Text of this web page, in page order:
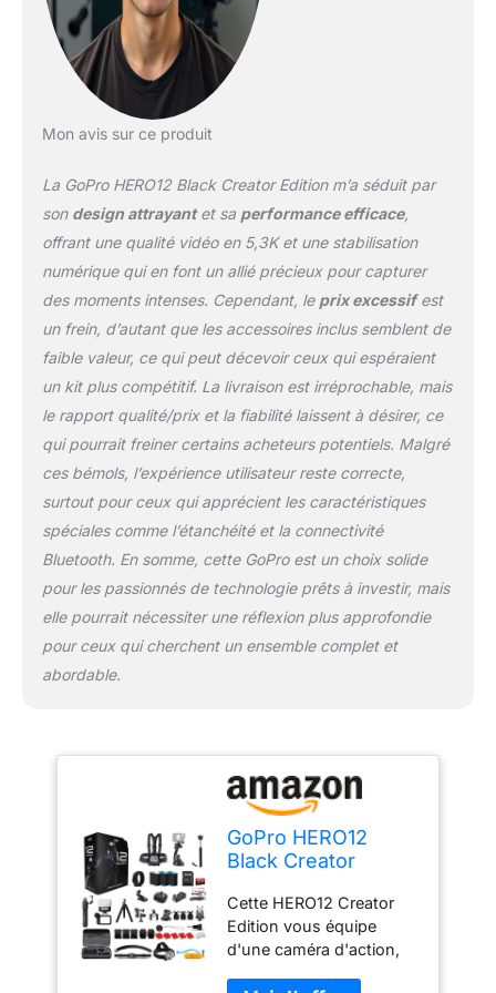
et d'horizon à chaque
prise de vue. Zoomez,
recadrez, ajustez les
détails de vos
d'image supérieure :
avec une vidéo 5,3K qui
vous donne plus de
résolution que la 4K et
une résolution
supérieure à 1080p,
HERO12 Black capture
l'action avec des détails
nets et une qualité
cinématographique. Un
cache d'objectif
hydrofuge aide même à
éliminer les reflets et
rendre vos photos et
vidéos encore plus
étonnantes. Photos et
de la HERO12 Black
augmente la résolution
photo jusqu'à 27 MP
tout en offrant des
vidéos de 5,3 K60 avec
incroyablement fluides
que vous pouvez utiliser
pour capturer de
Mon avis sur ce produit
La GoPro HERO12 Black Creator Edition m’a séduit par
son design attrayantet sa performance efficace,
offrant une qualité vidéo en 5,3K et une stabilisation
numérique qui en font un allié précieux pour capturer
des moments intenses. Cependant, le prix excessifest
un frein, d’autant que les accessoires inclus semblent de
faible valeur, ce qui peut décevoir ceux qui espéraient
un kit plus compétitif. La livraison est irréprochable, mais
le rapport qualité/prix et la fiabilité laissent à désirer, ce
qui pourrait freiner certains acheteurs potentiels. Malgré
ces bémols, l’expérience utilisateur reste correcte,
surtout pour ceux qui apprécient les caractéristiques
spéciales comme l’étanchéité et la connectivité
Bluetooth. En somme, cette GoPro est un choix solide
pour les passionnés de technologie prêts à investir, mais
elle pourrait nécessiter une réflexion plus approfondie
pour ceux qui cherchent un ensemble complet et
abordable.
GoPro HERO12
Black Creator
Volta (poignée de
batterie, trépied,
télécommande),
Media Mod, Light
Cette HERO12 Creator
Edition vous équipe
d'une caméra d'action,